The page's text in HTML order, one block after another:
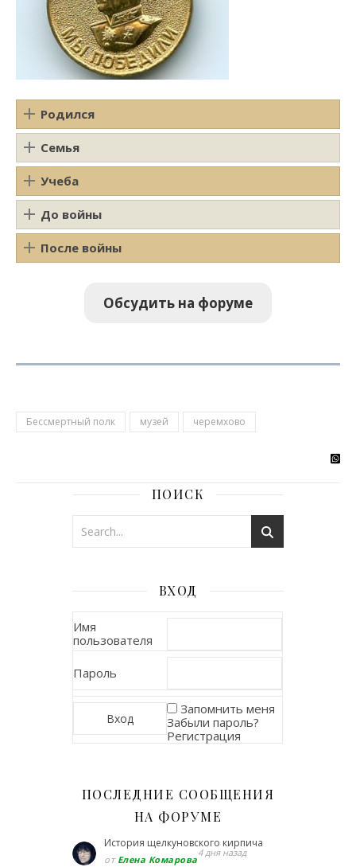
Родился
Семья
Учеба
До войны
После войны
Обсудить на форуме
Бессмертный полк музей черемхово
ПОИСК
ВХОД
Имя
пользователя
Пароль
Запомнить меня
Забыли пароль?
Регистрация
ПОСЛЕДНИЕ СООБЩЕНИЯ
НА ФОРУМЕ
История щелкуновского кирпича
от Елена Комарова
4 дня назад